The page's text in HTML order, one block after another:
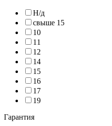
Н/д
свыше 15
10
11
12
14
15
16
17
19
Гарантия